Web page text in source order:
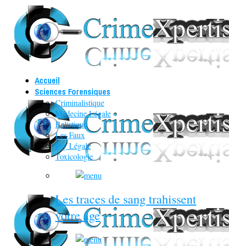
Accueil
Sciences Forensiques
Criminalistique
Médecine Légale
Balistique
Les Faux
Psy Légale
Toxicologie
Les traces de sang trahissent
votre âge